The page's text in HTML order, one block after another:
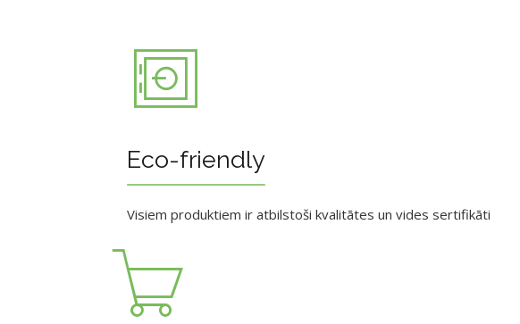
Eco-friendly
Visiem produktiem ir atbilstoši kvalitātes un vides sertifikāti